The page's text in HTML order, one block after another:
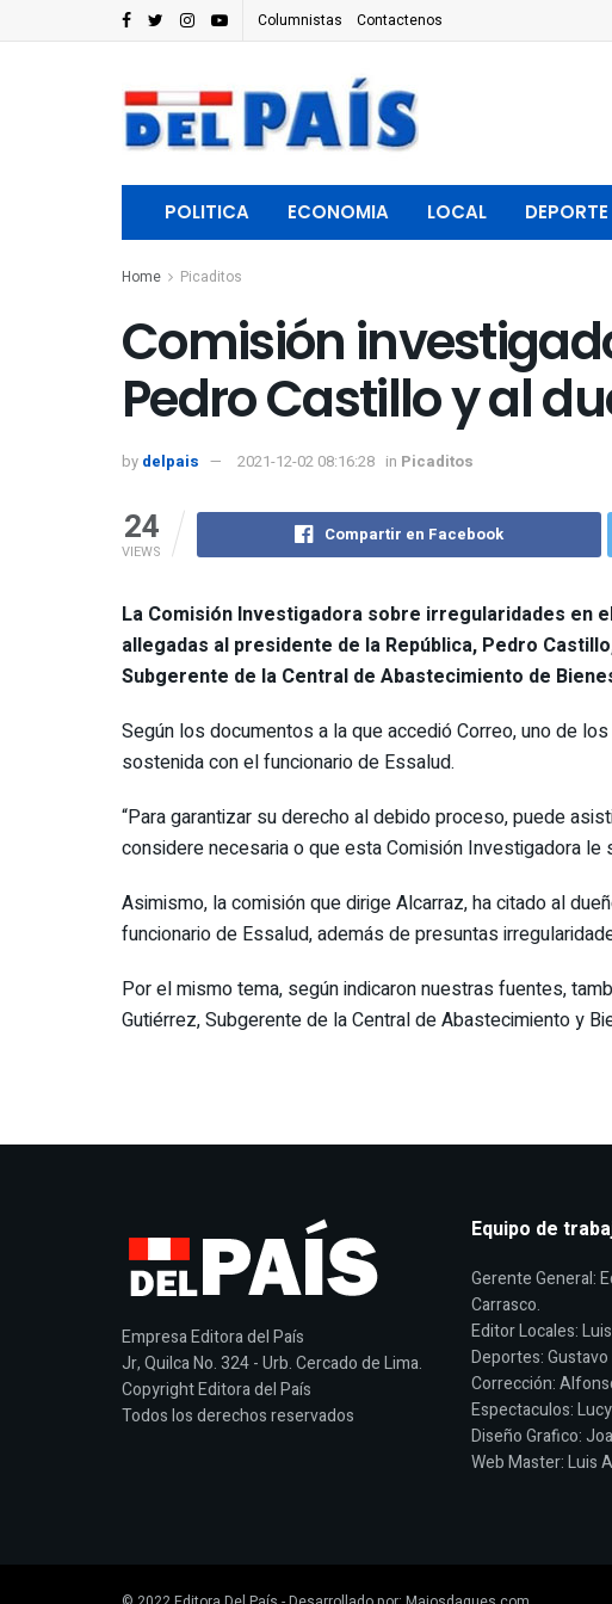
Columnistas Contactenos
POLITICA ECONOMIA LOCAL DEPORTE
Home Picaditos
Comisión
Pedro Castillo y al
by delpais 2021-12-02 08:16:28 in Picaditos
24
VIEWS
Compartir en Facebook
La Comisión Investigadora sobre irregularidades en
allegadas al presidente de la República, Pedro Castillo
Subgerente de la Central de Abastecimiento de
Según los documentos a la que accedió Correo, uno de
sostenida con el funcionario de Essalud.
“Para garantizar su derecho al debido proceso, puede
considere necesaria o que esta Comisión Investigadora le
Asimismo, la comisión que dirige Alcarraz, ha citado al
funcionario de Essalud, además de presuntas
Por el mismo tema, según indicaron nuestras fuentes,
Gutiérrez, Subgerente de la Central de Abastecimiento y
Empresa Editora del País
Jr, Quilca No. 324 - Urb. Cercado de Lima.
Copyright Editora del País
Todos los derechos reservados
Equipo de
Gerente General:
Carrasco.
Editor Locales:
Deportes:
Corrección:
Espectaculos:
Diseño Grafico:
Web Master: Luis